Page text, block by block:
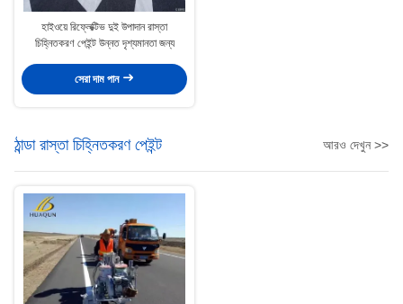
হাইওয়ে রিফ্লেক্টিভ দুই উপাদান রাস্তা
চিহ্নিতকরণ পেইন্ট উন্নত দৃশ্যমানতা জন্য
সেরা দাম পান
ঠান্ডা রাস্তা চিহ্নিতকরণ পেইন্ট আরও দেখুন >>